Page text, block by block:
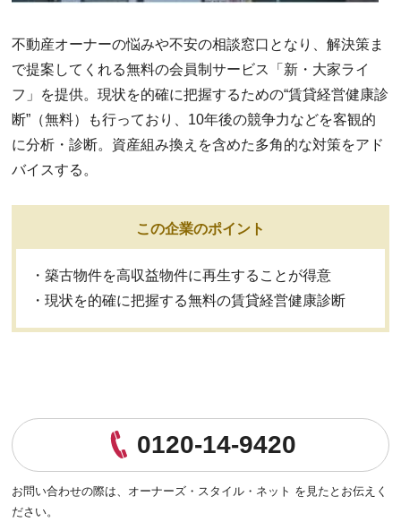
不動産オーナーの悩みや不安の相談窓口となり、解決策ま
で提案してくれる無料の会員制サービス「新・大家ライ
フ」を提供。現状を的確に把握するための“賃貸経営健康診
断”（無料）も行っており、10年後の競争力などを客観的
に分析・診断。資産組み換えを含めた多角的な対策をアド
バイスする。
この企業のポイント
・築古物件を高収益物件に再生することが得意
・現状を的確に把握する無料の賃貸経営健康診断
0120-14-9420
お問い合わせの際は、 オーナーズ・スタイル・ネット を見たとお伝えく
ださい。